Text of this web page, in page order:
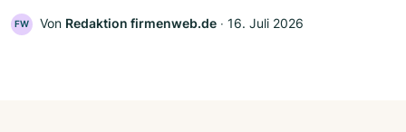
FW Von Redaktion firmenweb.de ‧ 16. Juli 2026